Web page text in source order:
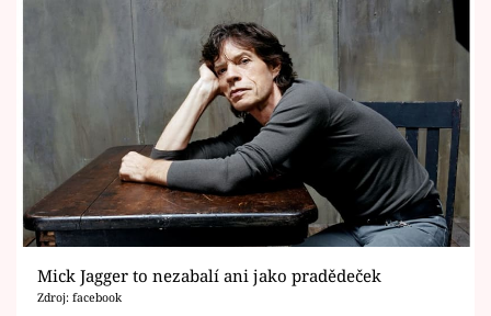
Horoskopy
Sledujte prima+
Filmový festival Karlovy Vary
Pořady
Mick Jagger to nezabalí ani jako pradědeček
Zdroj: facebook